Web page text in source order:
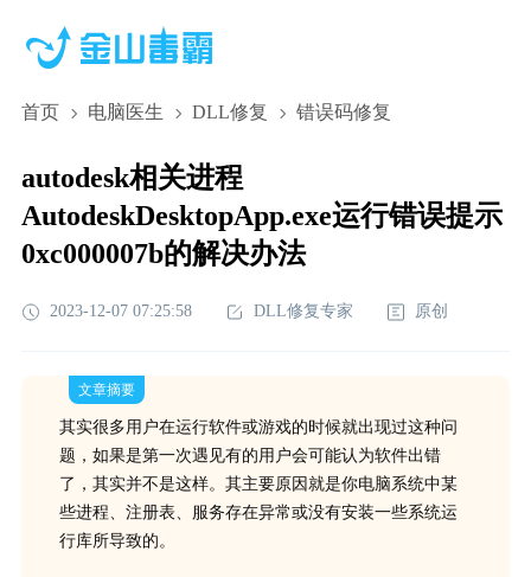
首页 电脑医生 DLL修复 错误码修复
autodesk相关进程
AutodeskDesktopApp.exe运行错误提示
0xc000007b的解决办法
2023-12-07 07:25:58 DLL修复专家 原创
文章摘要
其实很多用户在运行软件或游戏的时候就出现过这种问
题，如果是第一次遇见有的用户会可能认为软件出错
了，其实并不是这样。其主要原因就是你电脑系统中某
些进程、注册表、服务存在异常或没有安装一些系统运
行库所导致的。